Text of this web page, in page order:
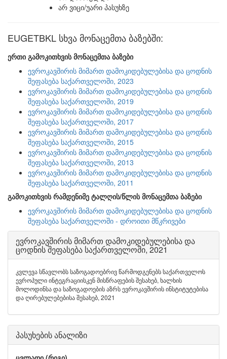
არ ვიცი/უარი პასუხზე
EUGETBKL სხვა მონაცემთა ბაზებში:
ერთი გამოკითხვის მონაცემთა ბაზები
ევროკავშირის მიმართ დამოკიდებულებისა და ცოდნის
შეფასება საქართველოში, 2023
ევროკავშირის მიმართ დამოკიდებულებისა და ცოდნის
შეფასება საქართველოში, 2019
ევროკავშირის მიმართ დამოკიდებულებისა და ცოდნის
შეფასება საქართველოში, 2017
ევროკავშირის მიმართ დამოკიდებულებისა და ცოდნის
შეფასება საქართველოში, 2015
ევროკავშირის მიმართ დამოკიდებულებისა და ცოდნის
შეფასება საქართველოში, 2013
ევროკავშირის მიმართ დამოკიდებულებისა და ცოდნის
შეფასება საქართველოში, 2011
გამოკითხვის რამდენიმე ტალღის/წლის მონაცემთა ბაზები
ევროკავშირის მიმართ დამოკიდებულებისა და ცოდნის
შეფასება საქართველოში - დროითი მწკრივები
ევროკავშირის მიმართ დამოკიდებულებისა და
ცოდნის შეფასება საქართველოში, 2021
კვლევა სწავლობს საზოგადოებრივ წარმოდგენებს საქართველოს
ევროპული ინტეგრაციისკენ მისწრაფების შესახებ, ხალხის
მოლოდინსა და საზოგადოების აზრს ევროკავშირის ინსტიტუტებისა
და ღირებულებებისა შესახებ, 2021
პასუხების ანალიზი